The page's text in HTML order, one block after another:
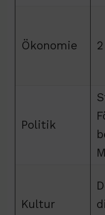
Ökonomie 2
Politik
Kultur